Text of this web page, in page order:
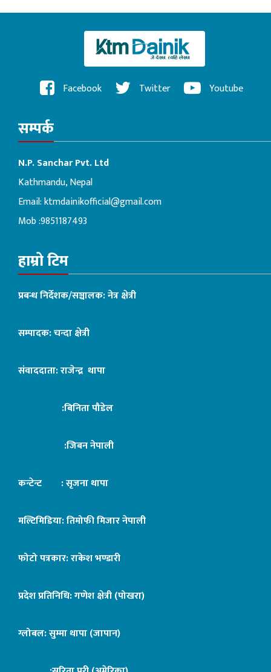
Facebook Twitter Youtube
सम्पर्क
N.P. Sanchar Pvt. Ltd
Kathmandu, Nepal
Email:ktmdainikofficial@gmail.com
Mob :9851187493
हाम्रो टिम
प्रबन्ध निर्देशक/सञ्चालक: नेत्र क्षेत्री
सम्पादक: चन्दा क्षेत्री
संवाददाता: राजेन्द्र थापा
:बिनिता पौडेल
:जिबन नेपाली
कन्टेन्ट : सृजना थापा
मल्टिमिडिया: तिमोफी मिजार नेपाली
फोटो पत्रकार: राकेश भण्डारी
प्रदेश प्रतिनिधि: गणेश क्षेत्री (पोखरा)
ग्लोबल: सुम्मा थापा (जापान)